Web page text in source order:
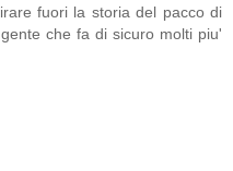
fuori la storia del pacco di
che fa di sicuro molti piu'